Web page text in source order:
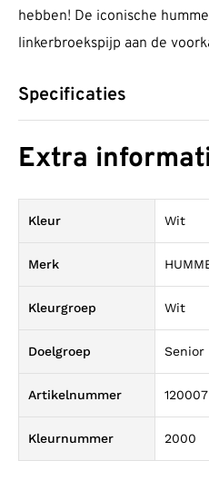
hebben! De iconische
linkerbroekspijp aan de
Specificaties
Extra
Kleur Wit
Merk
Kleurgroep Wit
Doelgroep Senior
Artikelnummer 120007
Kleurnummer 2000